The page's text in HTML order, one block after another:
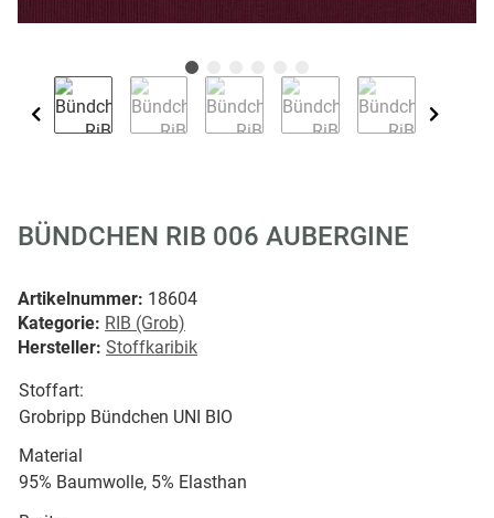
BÜNDCHEN RIB 006 AUBERGINE
Artikelnummer: 18604
Kategorie: RIB (Grob)
Hersteller: Stoffkaribik
Stoffart:
Grobripp Bündchen UNI BIO
Material
95% Baumwolle, 5% Elasthan